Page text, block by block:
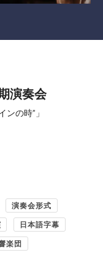
演奏会
ンの時”」
演奏会形式
日本語字幕
楽団